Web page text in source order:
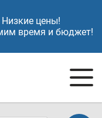
Низкие цены!
время и бюджет!